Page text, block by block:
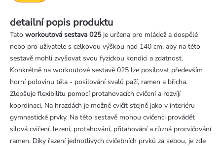
detailní popis produktu
Tato workoutová sestava 025 je určena pro mládež a dospělé
nebo pro uživatele s celkovou výškou nad 140 cm, aby na této
sestavě mohli zvyšovat svou fyzickou kondici a zdatnost.
Konkrétně na workoutové sestavě 025 lze posilovat především
horní polovinu těla - posilování svalů paží, ramen a břicha.
Zlepšuje flexibilitu pomocí protahovacích cvičení a rozvíjí
koordinaci. Na hrazdách je možné cvičit stejně jako v interiéru
gymnastické prvky. Na této sestavě mohou cvičenci provádět
silová cvičení, lezení, protahování, přitahování a různá procvičování
ramen. Díky řazení jednotlivých cvičebních prvků za sebou, je zde